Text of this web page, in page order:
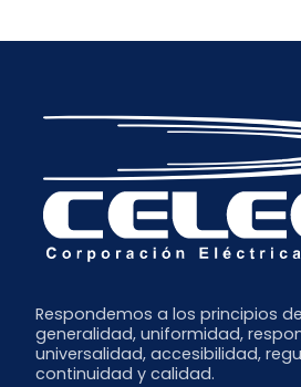
Respondemos a los principios
generalidad, uniformidad,
universalidad, accesibilidad,
continuidad y calidad.